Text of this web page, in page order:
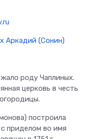
Аркадий (Сонин)
роду Чаплиных.
церковь в честь
построила
приделом во имя